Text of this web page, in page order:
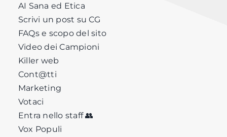
AI Sana ed Etica
Scrivi un post su CG
FAQs e scopo del sito
Video dei Campioni
Killer web
Cont@tti
Marketing
Votaci
Entra nello staff 👥
Vox Populi